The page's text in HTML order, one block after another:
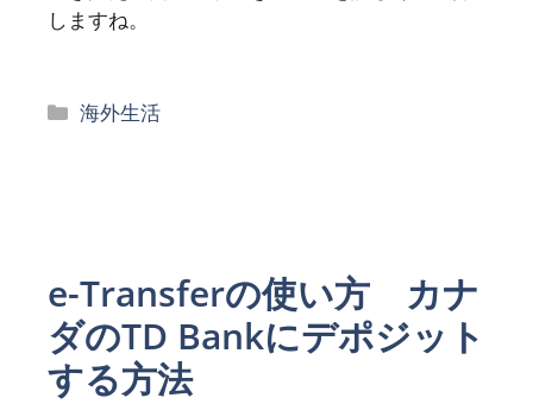
しますね。
カ
海外生活
e-Transferの使い方 カナ
ダのTD Bankにデポジット
する方法